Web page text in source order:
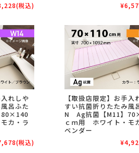
(税込)
れしや
呂ふた
カ・ラ
(税込)
【取扱店限定】お手入
すい抗菌折りたたみ風
N Ag抗菌【M11】
ｃｍ用 ホワイト・モ
ベンダー